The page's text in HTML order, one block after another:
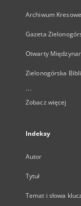
Archiwum Kresowe
Gazeta
Otwarty
Zielonogórska
...
Zobacz więcej
Indeksy
Autor
Tytuł
Temat i słowa